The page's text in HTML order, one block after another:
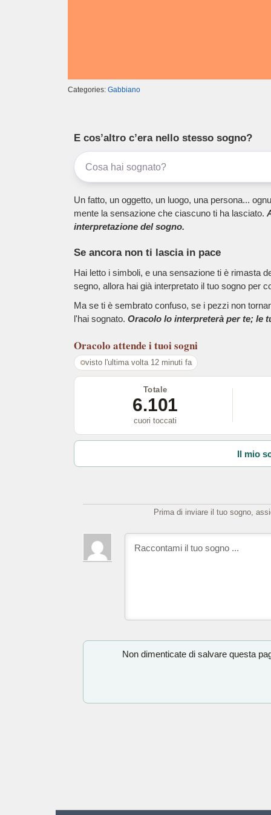
Categories: Gabbiano
E cos’altro c’era nello stesso sogno?
Un fatto, un oggetto, un luogo, una persona...
mente la sensazione che ciascuno ti ha lasciato.
interpretazione del sogno.
Se ancora non ti lascia in pace
Hai letto i simboli, e una sensazione ti è rimasta
segno, allora hai già interpretato il tuo sogno per
Ma se ti è sembrato confuso, se i pezzi non
l'hai sognato. Oracolo lo interpreterà per te; le
Oracolo attende i tuoi sogni
visto l'ultima volta 12 minuti fa
Totale
6.101
cuori toccati
Il mio
Prima di inviare il tuo sogno,
Non dimenticate di salvare questa